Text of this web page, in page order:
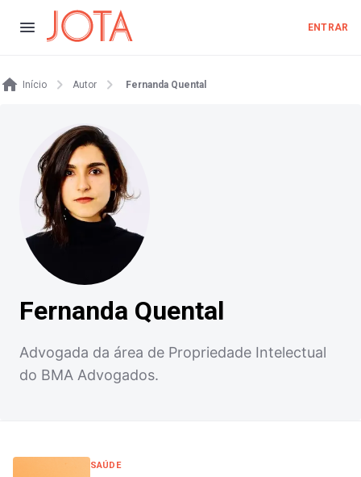
ENTRAR
Início Autor Fernanda Quental
Fernanda Quental
Advogada da área de Propriedade Intelectual
do BMA Advogados.
SAÚDE